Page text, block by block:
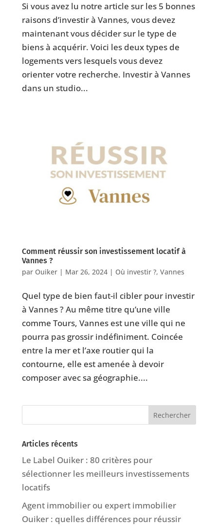
Si vous avez lu notre article sur les 5 bonnes
raisons d’investir à Vannes, vous devez
maintenant vous décider sur le type de
biens à acquérir. Voici les deux types de
logements vers lesquels vous devez
orienter votre recherche. Investir à Vannes
dans un studio...
Comment réussir son investissement locatif à
Vannes ?
par Ouiker| Mar 26, 2024| Où investir ?, Vannes
Quel type de bien faut-il cibler pour investir
à Vannes ? Au même titre qu’une ville
comme Tours, Vannes est une ville qui ne
pourra pas grossir indéfiniment. Coincée
entre la mer et l’axe routier qui la
contourne, elle est amenée à devoir
composer avec sa géographie....
Articles récents
Le Label Ouiker : 80 critères pour
sélectionner les meilleurs investissements
locatifs
Agent immobilier ou expert immobilier
Ouiker : quelles différences pour réussir